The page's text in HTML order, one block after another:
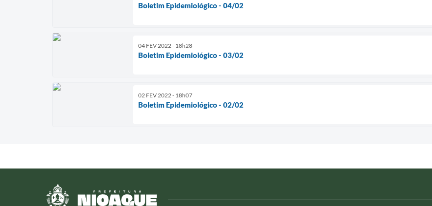
Boletim Epidemiológico - 04/02
04 FEV 2022 - 18h28
Boletim Epidemiológico - 03/02
02 FEV 2022 - 18h07
Boletim Epidemiológico - 02/02